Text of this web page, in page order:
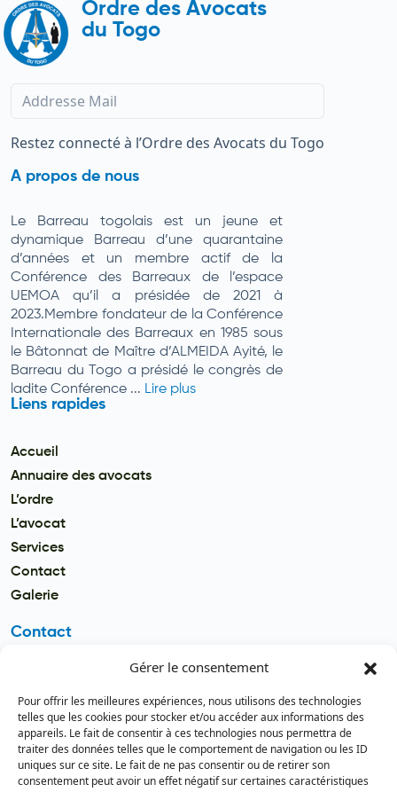
Gérer le consentement
Pour offrir les meilleures expériences, nous utilisons des technologies
telles que les cookies pour stocker et/ou accéder aux informations des
appareils. Le fait de consentir à ces technologies nous permettra de
traiter des données telles que le comportement de navigation ou les ID
uniques sur ce site. Le fait de ne pas consentir ou de retirer son
consentement peut avoir un effet négatif sur certaines caractéristiques
Ordre des Avocats
du Togo
Restez connecté à l’Ordre des Avocats du Togo
A propos de nous
Le Barreau togolais est un jeune et
dynamique Barreau d’une quarantaine
d’années et un membre actif de la
Conférence des Barreaux de l’espace
UEMOA qu’il a présidée de 2021 à
2023.Membre fondateur de la Conférence
Internationale des Barreaux en 1985 sous
le Bâtonnat de Maître d’ALMEIDA Ayité, le
Barreau du Togo a présidé le congrès de
ladite Conférence ... Lire plus
Liens rapides
Accueil
Annuaire des avocats
L’ordre
L’avocat
Services
Contact
Galerie
Contact
secretariat.batonnier@barreau
dutogo.tg
Téléphone
(+228) 22 22 08 82 / 93 99 09 35
(+228) 22 21 67 52